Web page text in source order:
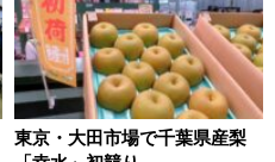
東京・大田市場で千葉県産梨